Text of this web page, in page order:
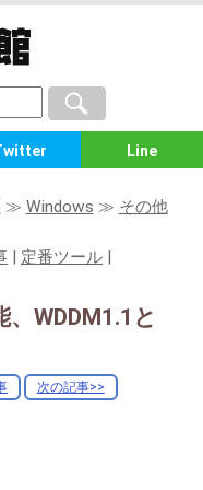
Line
≫ Windows ≫ その他
| 定番ツール |
WDDM1.1と
次の記事>>